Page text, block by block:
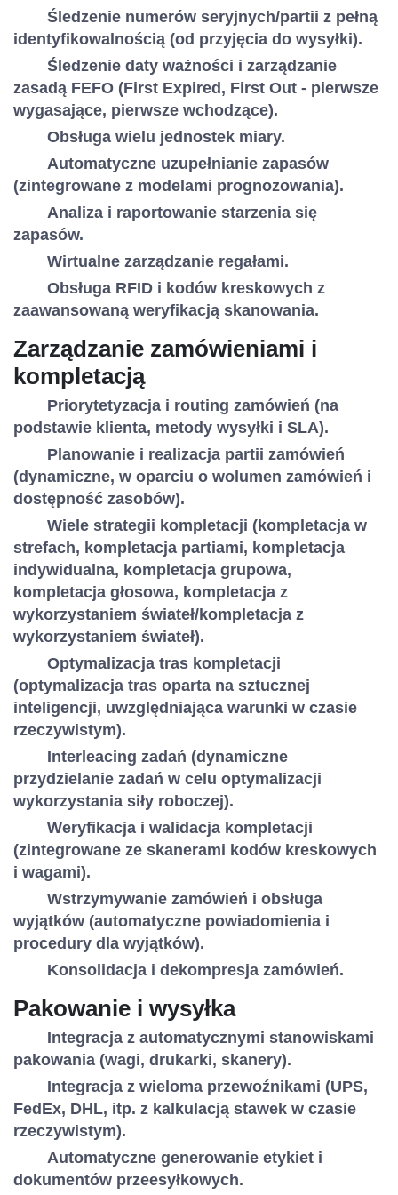
Śledzenie numerów seryjnych/partii z pełną
identyfikowalnością (od przyjęcia do wysyłki).
Śledzenie daty ważności i zarządzanie
zasadą FEFO (First Expired, First Out - pierwsze
wygasające, pierwsze wchodzące).
Obsługa wielu jednostek miary.
Automatyczne uzupełnianie zapasów
(zintegrowane z modelami prognozowania).
Analiza i raportowanie starzenia się
zapasów.
Wirtualne zarządzanie regałami.
Obsługa RFID i kodów kreskowych z
zaawansowaną weryfikacją skanowania.
Zarządzanie zamówieniami i
kompletacją
Priorytetyzacja i routing zamówień (na
podstawie klienta, metody wysyłki i SLA).
Planowanie i realizacja partii zamówień
(dynamiczne, w oparciu o wolumen zamówień i
dostępność zasobów).
Wiele strategii kompletacji (kompletacja w
strefach, kompletacja partiami, kompletacja
indywidualna, kompletacja grupowa,
kompletacja głosowa, kompletacja z
wykorzystaniem świateł/kompletacja z
wykorzystaniem świateł).
Optymalizacja tras kompletacji
(optymalizacja tras oparta na sztucznej
inteligencji, uwzględniająca warunki w czasie
rzeczywistym).
Interleacing zadań (dynamiczne
przydzielanie zadań w celu optymalizacji
wykorzystania siły roboczej).
Weryfikacja i walidacja kompletacji
(zintegrowane ze skanerami kodów kreskowych
i wagami).
Wstrzymywanie zamówień i obsługa
wyjątków (automatyczne powiadomienia i
procedury dla wyjątków).
Konsolidacja i dekompresja zamówień.
Pakowanie i wysyłka
Integracja z automatycznymi stanowiskami
pakowania (wagi, drukarki, skanery).
Integracja z wieloma przewoźnikami (UPS,
FedEx, DHL, itp. z kalkulacją stawek w czasie
rzeczywistym).
Automatyczne generowanie etykiet i
dokumentów przeesyłkowych.